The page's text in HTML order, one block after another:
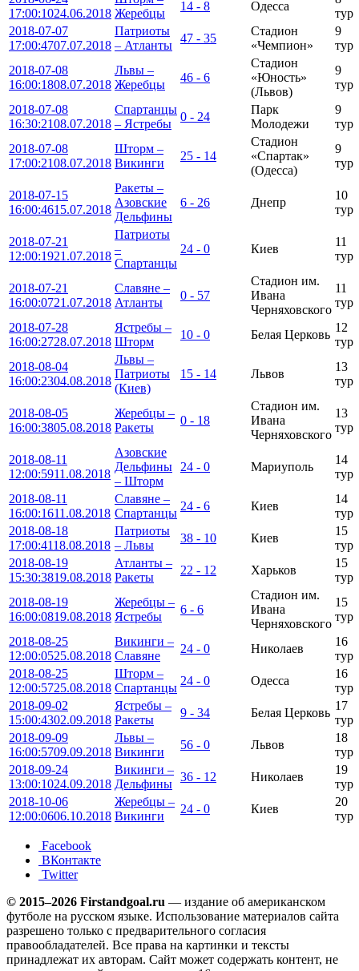
17:00:1024.06.2018 Жеребцы
14 - 8 Одесса
тур
2018-07-07
17:00:4707.07.2018
Патриоты
– Атланты
47 - 35
Стадион
«Чемпион»
9
тур
2018-07-08
16:00:1808.07.2018
Львы –
Жеребцы
46 - 6
Стадион
«Юность»
(Львов)
9
тур
2018-07-08
16:30:2108.07.2018
Спартанцы
– Ястребы
0 - 24
Парк
Молодежи
9
тур
2018-07-08
17:00:2108.07.2018
Шторм –
Викинги
25 - 14
Стадион
«Спартак»
(Одесса)
9
тур
2018-07-15
16:00:4615.07.2018
Ракеты –
Азовские
Дельфины
6 - 26 Днепр
10
тур
2018-07-21
12:00:1921.07.2018
Патриоты
–
Спартанцы
24 - 0 Киев
11
тур
2018-07-21
16:00:0721.07.2018
Славяне –
Атланты
0 - 57
Стадион им.
Ивана
Черняховского
11
тур
2018-07-28
16:00:2728.07.2018
Ястребы –
Шторм
10 - 0 Белая Церковь
12
тур
2018-08-04
16:00:2304.08.2018
Львы –
Патриоты
(Киев)
15 - 14 Львов
13
тур
2018-08-05
16:00:3805.08.2018
Жеребцы –
Ракеты
0 - 18
Стадион им.
Ивана
Черняховского
13
тур
2018-08-11
12:00:5911.08.2018
Азовские
Дельфины
– Шторм
24 - 0 Мариуполь
14
тур
2018-08-11
16:00:1611.08.2018
Славяне –
Спартанцы
24 - 6 Киев
14
тур
2018-08-18
17:00:4118.08.2018
Патриоты
– Львы
38 - 10 Киев
15
тур
2018-08-19
15:30:3819.08.2018
Атланты –
Ракеты
22 - 12 Харьков
15
тур
2018-08-19
16:00:0819.08.2018
Жеребцы –
Ястребы
6 - 6
Стадион им.
Ивана
Черняховского
15
тур
2018-08-25
12:00:0525.08.2018
Викинги –
Славяне
24 - 0 Николаев
16
тур
2018-08-25
12:00:5725.08.2018
Шторм –
Спартанцы
24 - 0 Одесса
16
тур
2018-09-02
15:00:4302.09.2018
Ястребы –
Ракеты
9 - 34 Белая Церковь
17
тур
2018-09-09
16:00:5709.09.2018
Львы –
Викинги
56 - 0 Львов
18
тур
2018-09-24
13:00:1024.09.2018
Викинги –
Дельфины
36 - 12 Николаев
19
тур
2018-10-06
12:00:0606.10.2018
Жеребцы –
Викинги
24 - 0 Киев
20
тур
Facebook
ВКонтакте
Twitter
© 2015–2026 Firstandgoal.ru — издание об американском
футболе на русском языке. Использование материалов cайта
разрешено только с предварительного согласия
правообладателей. Все права на картинки и тексты
принадлежат их авторам. Сайт может содержать контент, не